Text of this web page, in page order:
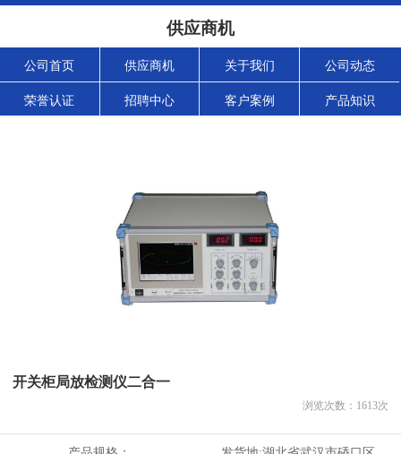
供应商机
公司首页 供应商机 关于我们 公司动态
荣誉认证 招聘中心 客户案例 产品知识
开关柜局放检测仪二合一
浏览次数： 1613次